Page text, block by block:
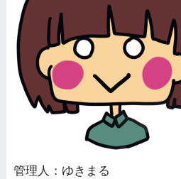
管理人：ゆきまる